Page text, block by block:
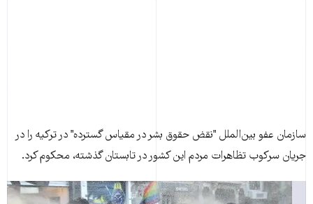
سازمان عفو بين‌الملل "نقض حقوق بشر در مقياس گسترده" در ترکيه را در
جريان سرکوب تظاهرات مردم اين کشور در تابستان گذشته، محکوم کرد.